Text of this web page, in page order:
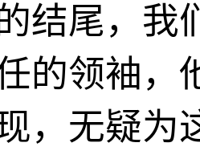
结尾，我
的领袖，
，无疑为